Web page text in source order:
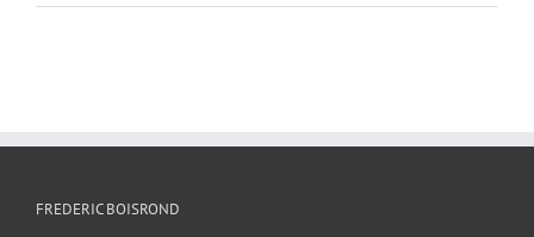
FREDERIC BOISROND